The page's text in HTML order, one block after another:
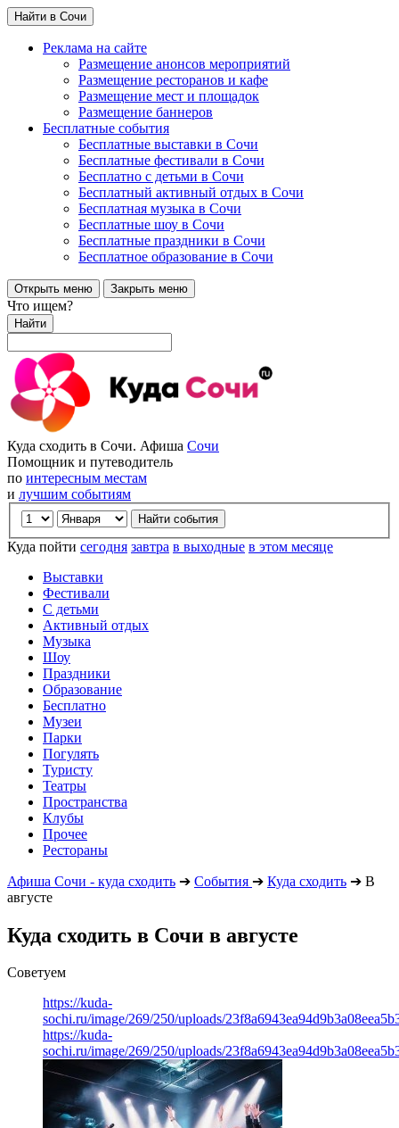
Найти в Сочи
Реклама на сайте
Размещение анонсов мероприятий
Размещение ресторанов и кафе
Размещение мест и площадок
Размещение баннеров
Бесплатные события
Бесплатные выставки в Сочи
Бесплатные фестивали в Сочи
Бесплатно с детьми в Сочи
Бесплатный активный отдых в Сочи
Бесплатная музыка в Сочи
Бесплатные шоу в Сочи
Бесплатные праздники в Сочи
Бесплатное образование в Сочи
Открыть меню Закрыть меню
Что ищем?
Найти
Куда сходить в Сочи. Афиша Сочи
Помощник и путеводитель
по интересным местам
и лучшим событиям
Куда пойти сегодня завтра в выходные в этом месяце
Выставки
Фестивали
С детьми
Активный отдых
Музыка
Шоу
Праздники
Образование
Бесплатно
Музеи
Парки
Погулять
Туристу
Театры
Пространства
Клубы
Прочее
Рестораны
Афиша Сочи - куда сходить ➔ События ➔ Куда сходить ➔ В
августе
Куда сходить в Сочи в августе
Советуем
https://kuda-
sochi.ru/image/269/250/uploads/
https://kuda-
sochi.ru/image/269/250/uploads/